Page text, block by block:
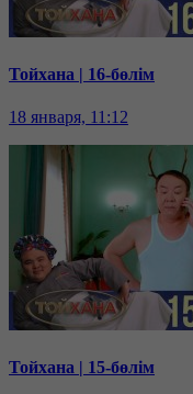
Тойхана | 16-бөлім
18 января, 11:12
Тойхана | 15-бөлім